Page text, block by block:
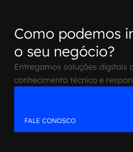
Como podemos
o seu negócio?
Entregamos soluções digitais
conhecimento técnico e
FALE CONOSCO